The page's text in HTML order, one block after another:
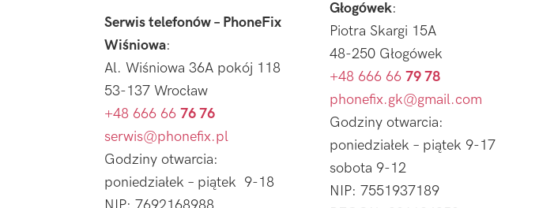
Serwis telefonów – PhoneFix
Wiśniowa:
Al. Wiśniowa 36A pokój 118
53-137 Wrocław
+48 666 66 76 76
serwis@phonefix.pl
Godziny otwarcia:
poniedziałek – piątek 9-18
Głogówek:
Piotra Skargi 15A
48-250 Głogówek
+48 666 66 79 78
phonefix.gk@gmail.com
Godziny otwarcia:
poniedziałek – piątek 9-17
sobota 9-12
NIP: 7551937189